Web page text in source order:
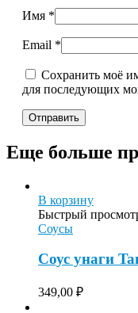
Имя *
Email *
Сохранить моё
для последующих
Еще больше
В корзину
Быстрый
Соусы
Соус унаги
349,00 ₽